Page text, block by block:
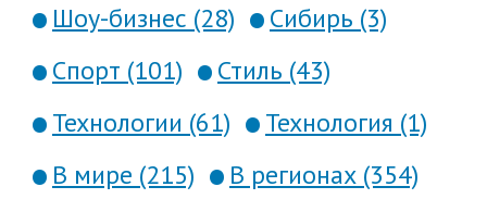
Шоу-бизнес (28)
Сибирь (3)
Спорт (101)
Стиль (43)
Технологии (61)
Технология (1)
В мире (215)
В регионах (354)